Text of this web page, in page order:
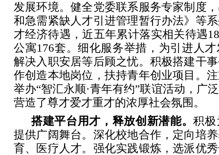
发展环境。健全党委联系服务专家制度
和急需紧缺人才引进管理暂行办法》等
才经济待遇，近五年累计落实相关待遇
公寓176套。细化服务举措，为引进人
解决入职安居等后顾之忧。积极搭建干
作创造本地岗位，扶持青年创业项目。
举办“智汇永顺·青年有约”联谊活动，广
营造了尊才爱才重才的浓厚社会氛围。
搭建平台用才，释放创新潜能。积极
提供广阔舞台。深化校地合作，定向培
育、医疗人才。强化实践锻炼，选派优